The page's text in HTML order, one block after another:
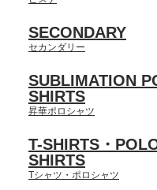
SECONDARY
セカンダリー
SUBLIMATION
SHIRTS
昇華ポロシャツ
T-SHIRTS・
SHIRTS
Tシャツ・ポロシャツ